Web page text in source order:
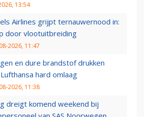
13:54
Airlines grijpt ternauwernood in:
door vlootuitbreiding
2026, 11:47
en dure brandstof drukken
hard omlaag
2026, 11:38
dreigt komend weekend bij